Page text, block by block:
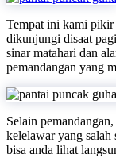
Tempat ini kami
dikunjungi disaat
sinar matahari dan
pemandangan yang
Selain
kelelawar yang salah
bisa anda lihat